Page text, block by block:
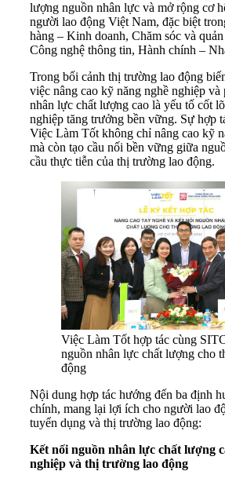
lượng nguồn nhân lực và mở rộng cơ
người lao động Việt Nam, đặc biệt
hàng – Kinh doanh, Chăm sóc và
Công nghệ thông tin, Hành chính –
Trong bối cảnh thị trường lao động
việc nâng cao kỹ năng nghề nghiệp và
nhân lực chất lượng cao là yếu tố cốt
nghiệp tăng trưởng bền vững. Sự hợp
Việc Làm Tốt không chỉ nâng cao kỹ
mà còn tạo cầu nối bền vững giữa
cầu thực tiễn của thị trường lao động.
Việc Làm Tốt hợp tác cùng
nguồn nhân lực chất lượng cho
động
Nội dung hợp tác hướng đến ba định
chính, mang lại lợi ích cho người lao
tuyển dụng và thị trường lao động:
Kết nối nguồn nhân lực chất lượng
nghiệp và thị trường lao động